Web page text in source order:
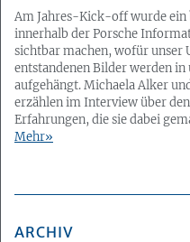
Am Jahres-Kick-off wurde
innerhalb der Porsche
sichtbar machen, wofür unser
entstandenen Bilder werden in
aufgehängt. Michaela Alker
erzählen im Interview über
Erfahrungen, die sie dabei
Mehr
ARCHIV